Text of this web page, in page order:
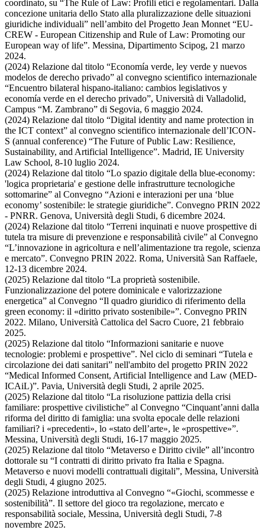
coordinato, su “The Rule of Law: Profili etici e regolamentari. Dalla
concezione unitaria dello Stato alla pluralizzazione delle situazioni
giuridiche individuali” nell’ambito del Progetto Jean Monnet “EU-
CREW - European Citizenship and Rule of Law: Promoting our
European way of life”. Messina, Dipartimento Scipog, 21 marzo
2024.
(2024) Relazione dal titolo “Economía verde, ley verde y nuevos
modelos de derecho privado” al convegno scientifico internazionale
“Encuentro bilateral hispano-italiano: cambios legislativos y
economía verde en el derecho privado”, Università di Valladolid,
Campus “M. Zambrano” di Segovia, 6 maggio 2024.
(2024) Relazione dal titolo “Digital identity and name protection in
the ICT context” al convegno scientifico internazionale dell’ICON-
S (annual conference) “The Future of Public Law: Resilience,
Sustainability, and Artificial Intelligence”. Madrid, IE University
Law School, 8-10 luglio 2024.
(2024) Relazione dal titolo “Lo spazio digitale della blue-economy:
'logica proprietaria' e gestione delle infrastrutture tecnologiche
sottomarine” al Convegno “Azioni e interazioni per una ‘blue
economy’ sostenibile: le strategie giuridiche”. Convegno PRIN 2022
- PNRR. Genova, Università degli Studi, 6 dicembre 2024.
(2024) Relazione dal titolo “Terreni inquinati e nuove prospettive di
tutela tra misure di prevenzione e responsabilità civile” al Convegno
“L’innovazione in agricoltura e nell’alimentazione tra regole, scienza
e mercato”. Convegno PRIN 2022. Roma, Università San Raffaele,
12-13 dicembre 2024.
(2025) Relazione dal titolo “La proprietà sostenibile.
Funzionalizzazione del potere dominicale e valorizzazione
energetica” al Convegno “Il quadro giuridico di riferimento della
green economy: il «diritto privato sostenibile»”. Convegno PRIN
2022. Milano, Università Cattolica del Sacro Cuore, 21 febbraio
2025.
(2025) Relazione dal titolo “Informazioni sanitarie e nuove
tecnologie: problemi e prospettive”. Nel ciclo di seminari “Tutela e
circolazione dei dati sanitari” nell'ambito del progetto PRIN 2022
“Medical Informed Consent, Artificial Intelligence and Law (MED-
ICAiL)”. Pavia, Università degli Studi, 2 aprile 2025.
(2025) Relazione dal titolo “La risoluzione pattizia della crisi
familiare: prospettive civilistiche” al Convegno “Cinquant’anni dalla
riforma del diritto di famiglia: una svolta epocale delle relazioni
familiari? i «precedenti», lo «stato dell’arte», le «prospettive»”.
Messina, Università degli Studi, 16-17 maggio 2025.
(2025) Relazione dal titolo “Metaverso e Diritto civile” all’incontro
dottorale su “I contratti di diritto privato fra Italia e Spagna.
Metaverso e nuovi modelli contrattuali digitali”, Messina, Università
degli Studi, 4 giugno 2025.
(2025) Relazione introduttiva al Convegno “«Giochi, scommesse e
sostenibilità”. Il settore del gioco tra regolazione, mercato e
responsabilità sociale, Messina, Università degli Studi, 7-8
novembre 2025.